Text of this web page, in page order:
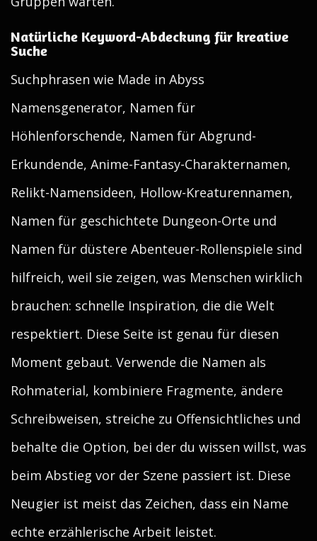
Natürliche Keyword-Abdeckung für kreative
Suche
Suchphrasen wie Made in Abyss
Namensgenerator, Namen für
Höhlenforschende, Namen für Abgrund-
Erkundende, Anime-Fantasy-Charakternamen,
Relikt-Namensideen, Hollow-Kreaturennamen,
Namen für geschichtete Dungeon-Orte und
Namen für düstere Abenteuer-Rollenspiele sind
hilfreich, weil sie zeigen, was Menschen wirklich
brauchen: schnelle Inspiration, die die Welt
respektiert. Diese Seite ist genau für diesen
Moment gebaut. Verwende die Namen als
Rohmaterial, kombiniere Fragmente, ändere
Schreibweisen, streiche zu Offensichtliches und
behalte die Option, bei der du wissen willst, was
beim Abstieg vor der Szene passiert ist. Diese
Neugier ist meist das Zeichen, dass ein Name
echte erzählerische Arbeit leistet.